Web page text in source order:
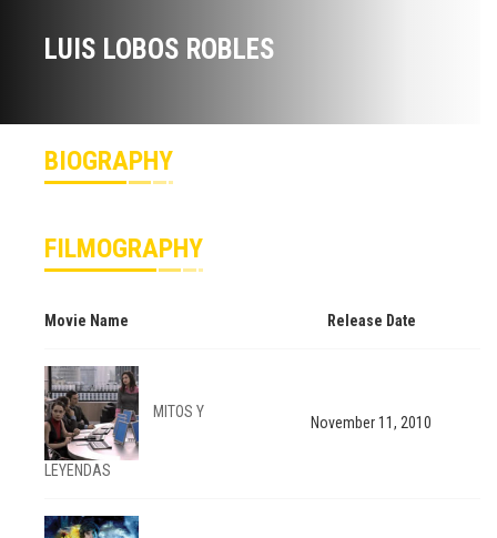
LUIS LOBOS ROBLES
BIOGRAPHY
FILMOGRAPHY
Movie Name Release Date
MITOS Y
LEYENDAS
November 11, 2010